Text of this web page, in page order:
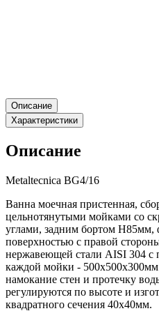
Описание
Характеристики
Описание
Metaltecnica BG4/16
Ванна моечная пристенная,
цельнотянутыми мойками со
углами, задним бортом H85мм,
поверхностью с правой
нержавеющей стали AISI 304 с
каждой мойки -
намокание стен и протечку
регулируются по высоте и
квадратного сечения 40х40мм.